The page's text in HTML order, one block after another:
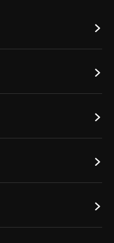




